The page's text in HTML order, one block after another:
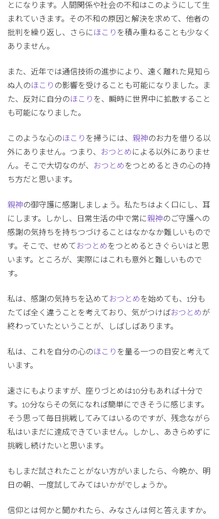
とになります。人間関係や社会の不和はこのようにして生
まれていきます。その不和の原因と解決を求めて、他者の
批判を繰り返し、さらに ほこり を積み重ねることも少なく
ありません。
また、近年では通信技術の進歩により、遠く離れた見知ら
ぬ人のほこり の影響を受けることも可能になりました。ま
た、反対に自分のほこり を、瞬時に世界中に拡散すること
も可能になりました。
このような心のほこり を掃うには、 親神のお力を借りる以
外にありません。つまり、
おつとめ による以外にありませ
ん。そこで大切なのが、
おつとめ をつとめるときの心の持
ち方だと思います。
親神の御守護に感謝しましょう。私たちはよく口にし、耳
にします。しかし、日常生活の中で常に親神のご守護への
感謝の気持ちを持ちつづけることはなかなか難しいもので
す。そこで、せめて おつとめ をつとめるときぐらいはと思
います。ところが、実際にはこれも意外と難しいもので
す。
私は、感謝の気持ちを込めて おつとめ を始めても、1分も
たてば全く違うことを考えており、気がつけばおつとめが
終わっていたということが、しばしばあります。
私は、これを自分の心のほこり を量る一つの目安と考えて
います。
速さにもよりますが、座りづとめは10分もあれば十分で
す。10分ならその気になれば簡単にできそうに感じます。
そう思って毎日挑戦してみてはいるのですが、残念ながら
私はいまだに達成できていません。しかし、あきらめずに
挑戦し続けたいと思います。
もしまだ試されたことがない方がいましたら、今晩か、明
日の朝、一度試してみてはいかがでしょうか。
信仰とは何かと聞かれたら、みなさんは何と答えますか。